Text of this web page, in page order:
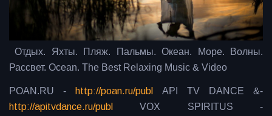
Отдых. Яхты. Пляж. Пальмы. Океан. Море. Волны.
Рассвет. Ocean. The Best Relaxing Music & Video
POAN.RU - http://poan.ru/publ
API TV DANCE &-
http://apitvdance.ru/publ
VOX SPIRITUS -